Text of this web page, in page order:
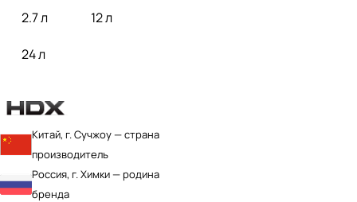
2.7 л 12 л
24 л
Китай, г. Сучжоу — страна
производитель
Россия, г. Химки — родина
бренда